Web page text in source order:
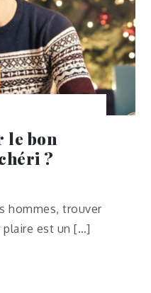
le bon
?
hommes, trouver
plaire est un […]